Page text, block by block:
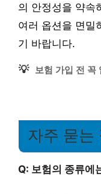
의 안정성을 약속
여러 옵션을 면밀
기 바랍니다.
💡 보험 가입 전 꼭
자주 묻는
Q: 보험의 종류에